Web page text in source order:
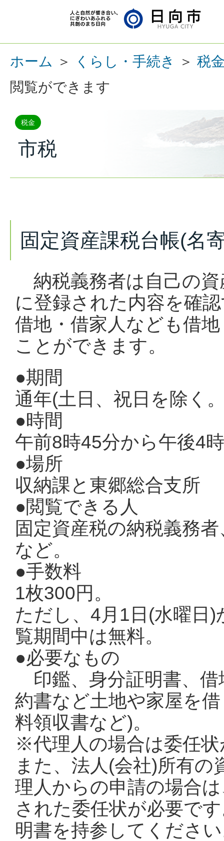
ホーム ＞ くらし・手続き ＞ 税
閲覧ができます
税金
市税
固定資産課税台帳(名
納税義務者は自己の資
に登録された内容を確
借地・借家人なども借
ことができます。
●期間
通年(土日、祝日を除く
●時間
午前8時45分から午後4
●場所
収納課と東郷総合支所
●閲覧できる人
固定資産税の納税義務
など。
●手数料
1枚300円。
ただし、4月1日(水曜日
覧期間中は無料。
●必要なもの
印鑑、身分証明書、借
約書など土地や家屋を
料領収書など)。
※代理人の場合は委任
また、法人(会社)所有
理人からの申請の場合
された委任状が必要で
明書を持参してくださ